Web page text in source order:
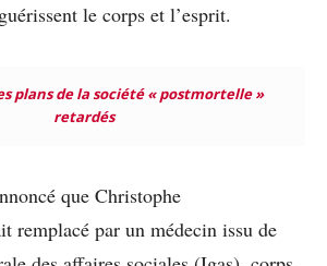
le corps et l’esprit.
plans de la société « postmortelle »
retardés
que Christophe
remplacé par un médecin issu de